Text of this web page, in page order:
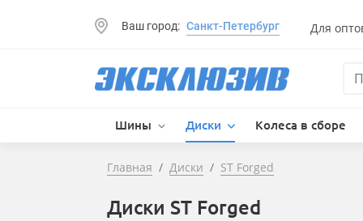
Ваш город: Санкт-Петербург Для
Шины Диски Колеса в сборе
Главная Диски ST Forged
Диски ST Forged